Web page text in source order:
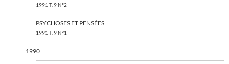
1991 T. 9 N°2
PSYCHOSES ET PENSÉES
1991 T. 9 N°1
1990